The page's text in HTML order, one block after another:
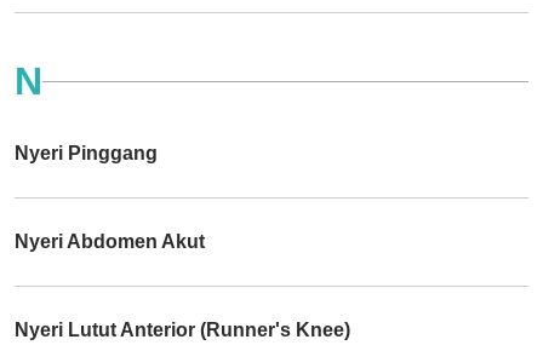
N
Nyeri Pinggang
Nyeri Abdomen Akut
Nyeri Lutut Anterior (Runner's Knee)